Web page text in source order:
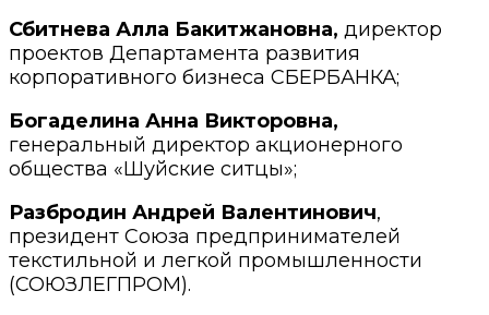
Сбитнева Алла Бакитжановна, директор
проектов Департамента развития
корпоративного бизнеса СБЕРБАНКА;
Богаделина Анна Викторовна,
генеральный директор акционерного
общества «Шуйские ситцы»;
Разбродин Андрей Валентинович,
президент Союза предпринимателей
текстильной и легкой промышленности
(СОЮЗЛЕГПРОМ).